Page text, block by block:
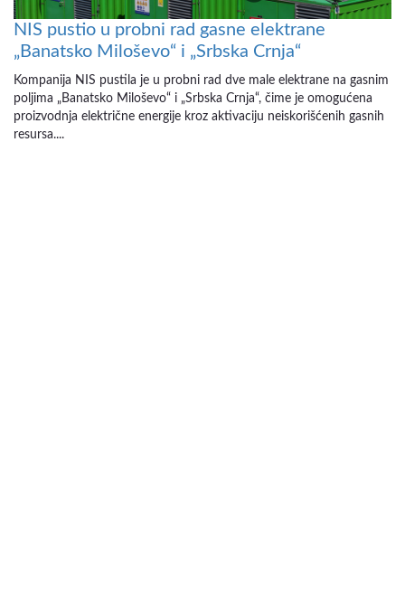
NIS pustio u probni rad gasne elektrane
„Banatsko Miloševo“ i „Srbska Crnja“
Kompanija NIS pustila je u probni rad dve male elektrane na gasnim
poljima „Banatsko Miloševo“ i „Srbska Crnja“, čime je omogućena
proizvodnja električne energije kroz aktivaciju neiskorišćenih gasnih
resursa....